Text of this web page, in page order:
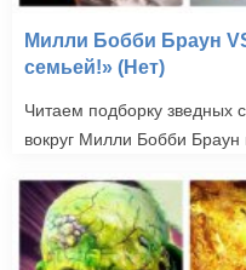
Милли Бобби Браун
семьей!» (Нет)
Читаем подборку зведных
вокруг Милли Бобби